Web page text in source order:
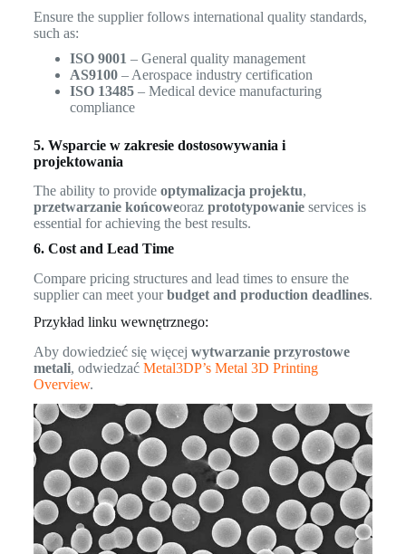
Ensure the supplier follows international quality standards,
such as:
ISO 9001 – General quality management
AS9100– Aerospace industry certification
ISO 13485– Medical device manufacturing
compliance
5. Wsparcie w zakresie dostosowywania i
projektowania
The ability to provide optymalizacja projektu,
przetwarzanie końcoweoraz prototypowanieservices is
essential for achieving the best results.
6. Cost and Lead Time
Compare pricing structures and lead times to ensure the
supplier can meet yourbudget and production deadlines.
Przykład linku wewnętrznego:
Aby dowiedzieć się więcej wytwarzanie przyrostowe
metali, odwiedzać Metal3DP’s Metal 3D Printing
Overview.